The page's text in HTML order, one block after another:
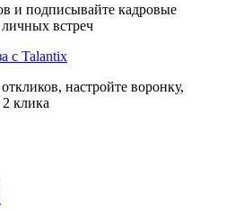
и подписывайте кадровые
встреч
с Talantix
настройте воронку,
клика